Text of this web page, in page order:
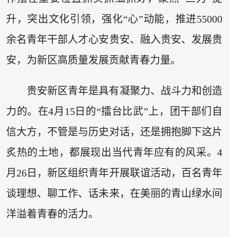
升，突出文化引领，强化“心”动能，推进55000
余名青年干部人才心安贵安、融入贵安、发展贵
安，为新区高质量发展贡献青春力量。
贵安新区青年是具有凝聚力、战斗力和创造
力的。在4月15日的“擂台比武”上，团干部们自
信大方，不管是与历史对话，还是拥抱脚下这片
炙热的土地，都展现出当代青年应有的风采。4
月26日，新区组织青年开展联谊活动，百名青年
谈理想、聊工作、话未来，在美丽的青山绿水间
洋溢着青春的活力。